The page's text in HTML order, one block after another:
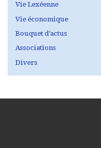
Vie Lexéenne
Vie économique
Bouquet d’actus
Associations
Divers